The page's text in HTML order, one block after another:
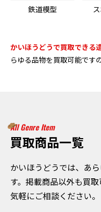
鉄道模型
かいほうどうで買取できる
らゆる品物を買取可能です
All Genre Item
買取商品一覧
かいほうどうでは、あ
す。掲載商品以外も買
気軽にご相談ください。